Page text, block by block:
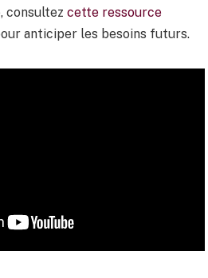
consultez cette ressource
anticiper les besoins futurs.